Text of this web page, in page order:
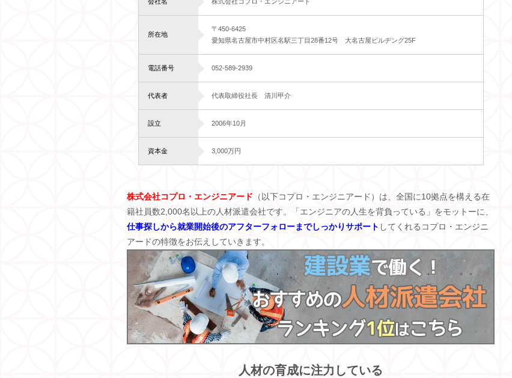
所在地
〒450-6425
愛知県名古屋市中村区名駅三丁目28番12号 大名古屋ビルヂング25F
電話番号 052-589-2939
代表者 代表取締役社長 清川甲介
設立 2006年10月
資本金 3,000万円
株式会社コプロ・エンジニアード （以下コプロ・エンジニアード）は、全国に10拠点を構える在
籍社員数2,000名以上の人材派遣会社です。「エンジニアの人生を背負っている」をモットーに、
仕事探しから就業開始後のアフターフォローまでしっかりサポート してくれるコプロ・エンジニ
アードの特徴をお伝えしていきます。
人材の育成に注力している